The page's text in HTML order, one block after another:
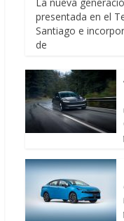
presentada en el
Santiago e
de